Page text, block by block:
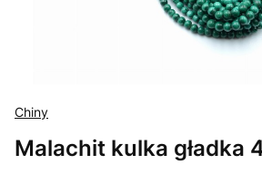
Chiny
Malachit kulka gładka